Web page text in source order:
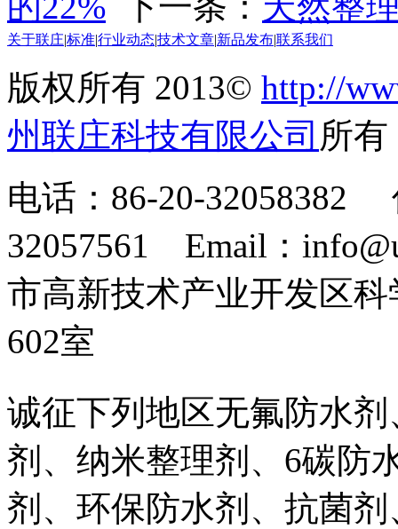
关于联庄标准行业动态技术文章 新品发布联系我们
版权所有 2013© http://
州联庄科技有限公司 所
电话：86-20-32058382
32057561 Email：
市高新技术产业开发区
602室
诚征下列地区无氟防水
剂、纳米整理剂、6碳防
剂、环保防水剂、抗菌